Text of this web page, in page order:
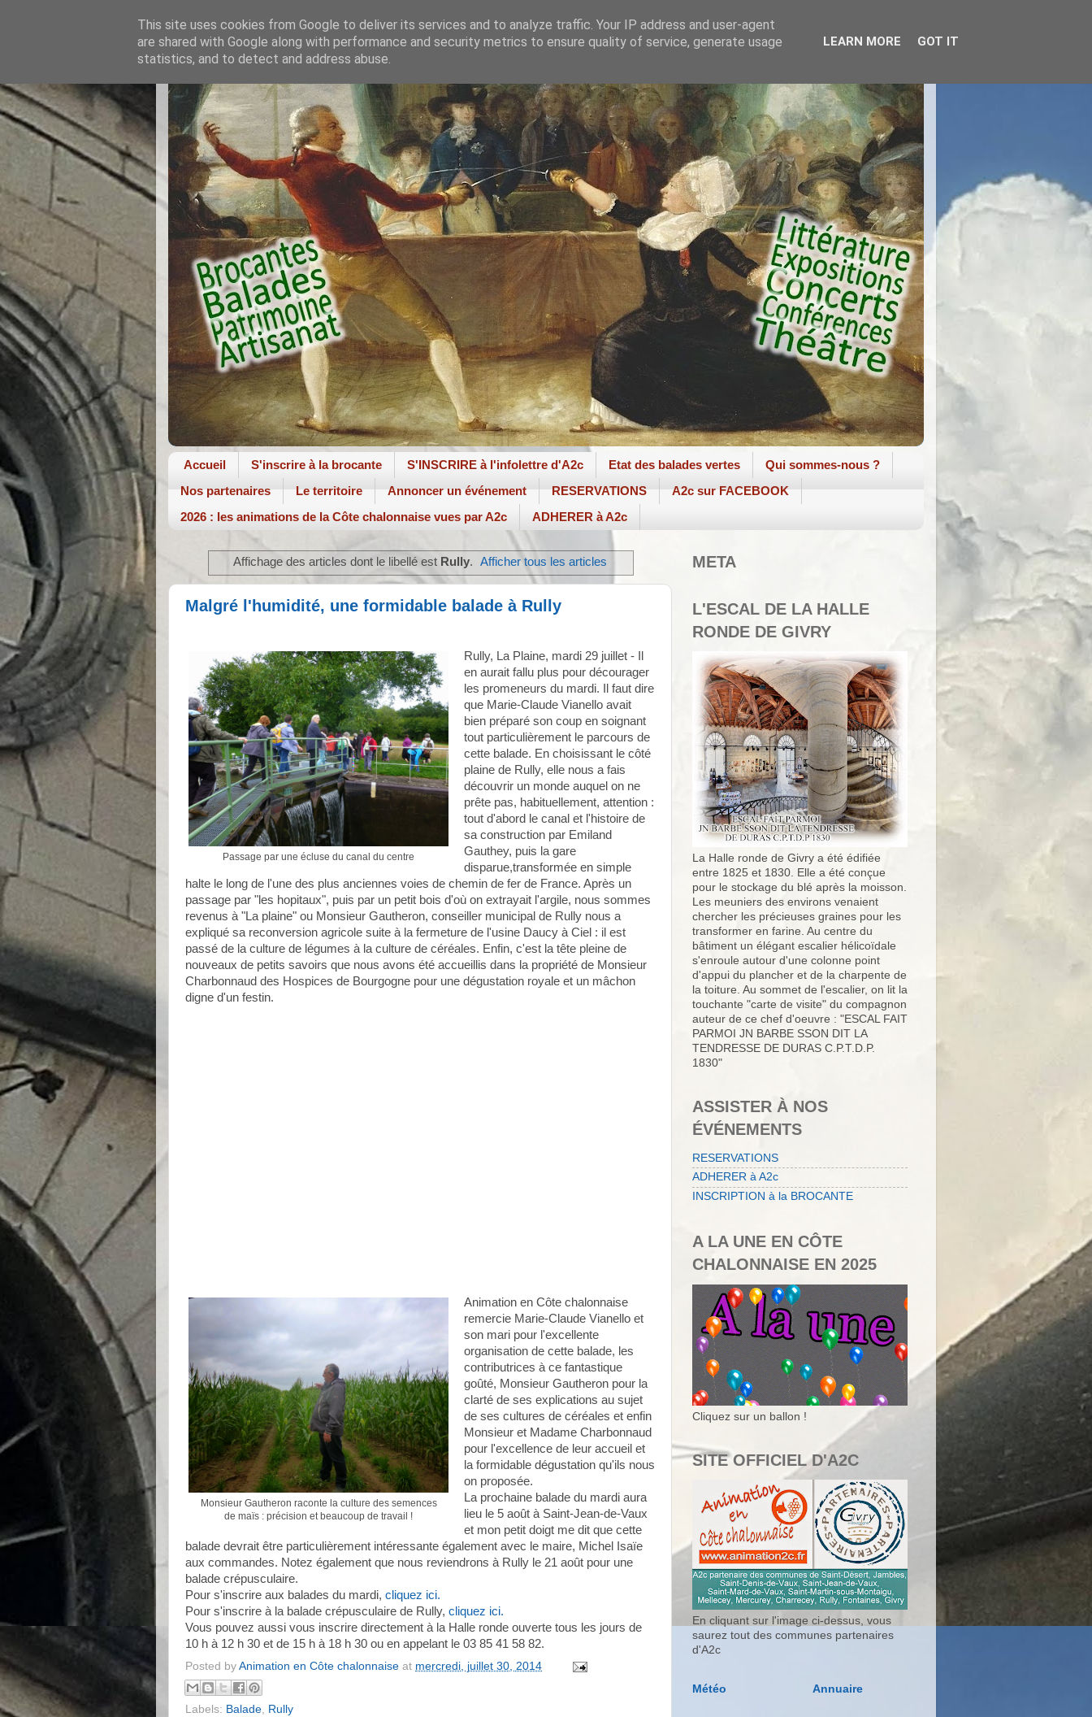
Accueil S'inscrire à la brocante S'INSCRIRE à l'infolettre d'A2c Etat des balades vertes
Qui sommes-nous ?
Nos partenaires
Le territoire Annoncer un événement RESERVATIONS
A2c sur FACEBOOK
2026 : les animations de la Côte chalonnaise vues par A2c
ADHERER à A2c
Affichage des articles dont le libellé est Rully. Afficher tous les articles
Malgré l'humidité, une formidable balade à Rully
Passage par une écluse du canal du centre
Rully, La Plaine, mardi 29 juillet - Il
en aurait fallu plus pour décourager
les promeneurs du mardi. Il faut dire
que Marie-Claude Vianello avait
bien préparé son coup en soignant
tout particulièrement le parcours de
cette balade. En choisissant le côté
plaine de Rully, elle nous a fais
découvrir un monde auquel on ne
prête pas, habituellement, attention :
tout d'abord le canal et l'histoire de
sa construction par Emiland
Gauthey, puis la gare
disparue,transformée en simple
halte le long de l'une des plus anciennes voies de chemin de fer de France. Après un
passage par "les hopitaux", puis par un petit bois d'où on extrayait l'argile, nous sommes
revenus à "La plaine" ou Monsieur Gautheron, conseiller municipal de Rully nous a
expliqué sa reconversion agricole suite à la fermeture de l'usine Daucy à Ciel : il est
passé de la culture de légumes à la culture de céréales. Enfin, c'est la tête pleine de
nouveaux de petits savoirs que nous avons été accueillis dans la propriété de Monsieur
Charbonnaud des Hospices de Bourgogne pour une dégustation royale et un mâchon
digne d'un festin.
Monsieur Gautheron raconte la culture des semences
de maïs : précision et beaucoup de travail !
Animation en Côte chalonnaise
remercie Marie-Claude Vianello et
son mari pour l'excellente
organisation de cette balade, les
contributrices à ce fantastique
goûté, Monsieur Gautheron pour la
clarté de ses explications au sujet
de ses cultures de céréales et enfin
Monsieur et Madame Charbonnaud
pour l'excellence de leur accueil et
la formidable dégustation qu'ils nous
on proposée.
La prochaine balade du mardi aura
lieu le 5 août à Saint-Jean-de-Vaux
et mon petit doigt me dit que cette
balade devrait être particulièrement intéressante également avec le maire, Michel Isaïe
aux commandes. Notez également que nous reviendrons à Rully le 21 août pour une
balade crépusculaire.
Pour s'inscrire aux balades du mardi, cliquez ici.
Pour s'inscrire à la balade crépusculaire de Rully, cliquez ici.
Vous pouvez aussi vous inscrire directement à la Halle ronde ouverte tous les jours de
10 h à 12 h 30 et de 15 h à 18 h 30 ou en appelant le 03 85 41 58 82.
Posted by Animation en Côte chalonnaise at mercredi, juillet 30, 2014
Labels: Balade, Rully
META
L'ESCAL DE LA HALLE
RONDE DE GIVRY
La Halle ronde de Givry a été édifiée
entre 1825 et 1830. Elle a été conçue
pour le stockage du blé après la moisson.
Les meuniers des environs venaient
chercher les précieuses graines pour les
transformer en farine. Au centre du
bâtiment un élégant escalier hélicoïdale
s'enroule autour d'une colonne point
d'appui du plancher et de la charpente de
la toiture. Au sommet de l'escalier, on lit la
touchante "carte de visite" du compagnon
auteur de ce chef d'oeuvre : "ESCAL FAIT
PARMOI JN BARBE SSON DIT LA
TENDRESSE DE DURAS C.P.T.D.P.
1830"
ASSISTER À NOS
ÉVÉNEMENTS
RESERVATIONS
ADHERER à A2c
INSCRIPTION à la BROCANTE
A LA UNE EN CÔTE
CHALONNAISE EN 2025
Cliquez sur un ballon !
SITE OFFICIEL D'A2C
En cliquant sur l'image ci-dessus, vous
saurez tout des communes partenaires
d'A2c
Météo Annuaire
This site uses cookies from Google to deliver its services and to analyze traffic. Your IP address and user-agent
are shared with Google along with performance and security metrics to ensure quality of service, generate usage
statistics, and to detect and address abuse.
LEARN MORE GOT IT